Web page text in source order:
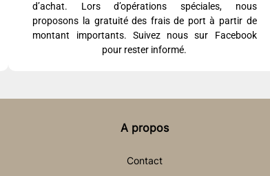
d’achat. Lors d’opérations spéciales, nous
proposons la gratuité des frais de port à partir de
montant importants. Suivez nous sur Facebook
pour rester informé.
A propos
Contact